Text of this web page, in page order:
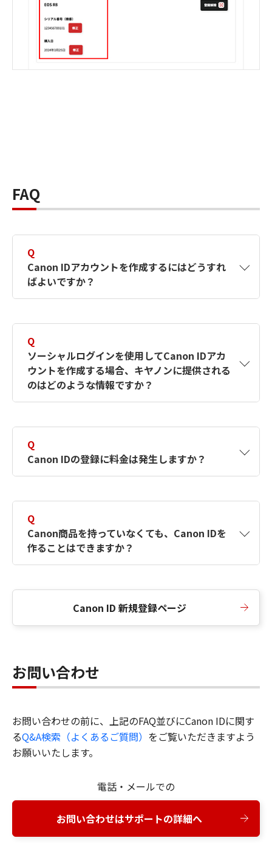
FAQ
Q
Canon IDアカウントを作成するにはどうすれ
ばよいですか？
す。詳しい作成方法は【カメラ】Canon IDとは
何ですか？Canon IDの作成方法は？をご確認く
ださい。
Q
ソーシャルログインを使用してCanon IDアカ
ウントを作成する場合、キヤノンに提供される
のはどのような情報ですか？
択したサービスから取得します。アカウントを
簡単に作成できるように、この情報を使用して
Canon IDの登録フォームを入力します。
Q
Canon IDの登録に料金は発生しますか？
Q
Canon商品を持っていなくても、Canon IDを
作ることはできますか？
Canon ID 新規登録ページ
お問い合わせ
お問い合わせの前に、上記のFAQ並びにCanon IDに関す
るQ&A検索（よくあるご質問） をご覧いただきますよう
お願いいたします。
電話・メールでの
お問い合わせはサポートの詳細へ